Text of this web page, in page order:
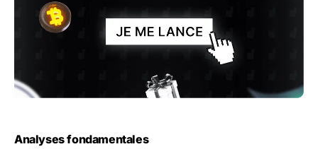
Analyses fondamentales